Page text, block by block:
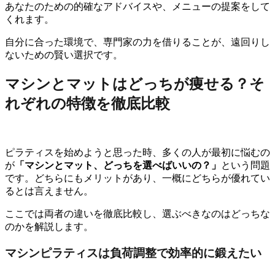
あなたのための的確なアドバイスや、メニューの提案をして
くれます。
自分に合った環境で、専門家の力を借りることが、遠回りし
ないための賢い選択です。
マシンとマットはどっちが痩せる？そ
れぞれの特徴を徹底比較
ピラティスを始めようと思った時、多くの人が最初に悩むの
が 「マシンとマット、どっちを選べばいいの？」 という問題
です。どちらにもメリットがあり、一概にどちらが優れてい
るとは言えません。
ここでは両者の違いを徹底比較し、選ぶべきなのはどっちな
のかを解説します。
マシンピラティスは負荷調整で効率的に鍛えたい